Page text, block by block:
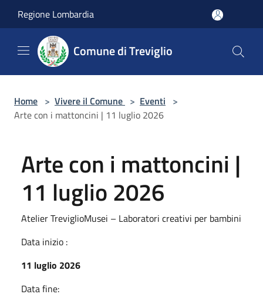
Regione Lombardia
Comune di Treviglio
Home > Vivere il Comune > Eventi >
Arte con i mattoncini | 11 luglio 2026
Arte con i mattoncini |
11 luglio 2026
Atelier TreviglioMusei – Laboratori creativi per bambini
Data inizio :
11 luglio 2026
Data fine: